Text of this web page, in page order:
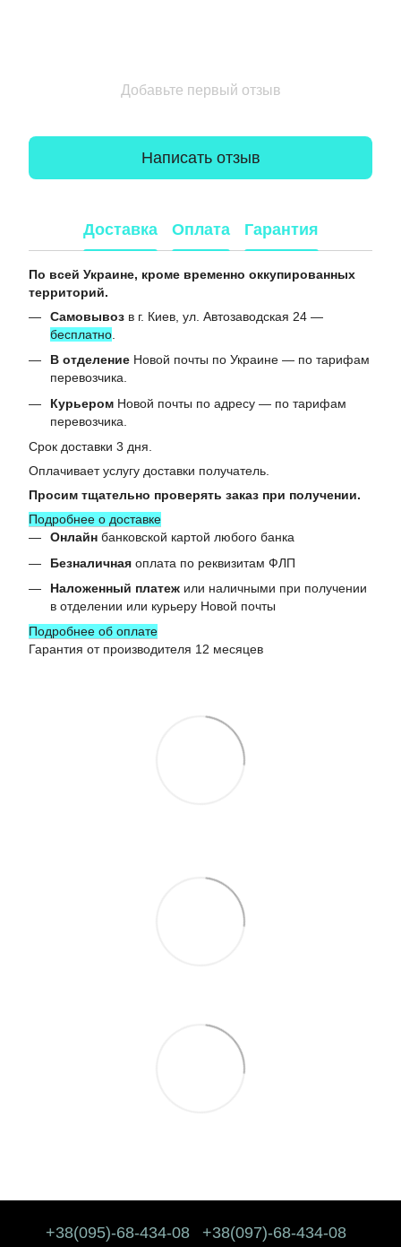
Добавьте первый отзыв
Написать отзыв
Доставка Оплата Гарантия
По всей Украине, кроме временно оккупированных
территорий.
Самовывоз в г. Киев, ул. Автозаводская 24 —
бесплатно
В отделение Новой почты по Украине — по тарифам
перевозчика.
Курьером Новой почты по адресу — по тарифам
перевозчика.
Срок доставки 3 дня.
Оплачивает услугу доставки получатель.
Просим тщательно проверять заказ при получении.
Подробнее о доставке
Онлайн банковской картой любого банка
Безналичная оплата по реквизитам ФЛП
Наложенный платеж или наличными при получении
в отделении или курьеру Новой почты
Подробнее об оплате
Гарантия от производителя 12 месяцев
+38(095)-68-434-08 +38(097)-68-434-08